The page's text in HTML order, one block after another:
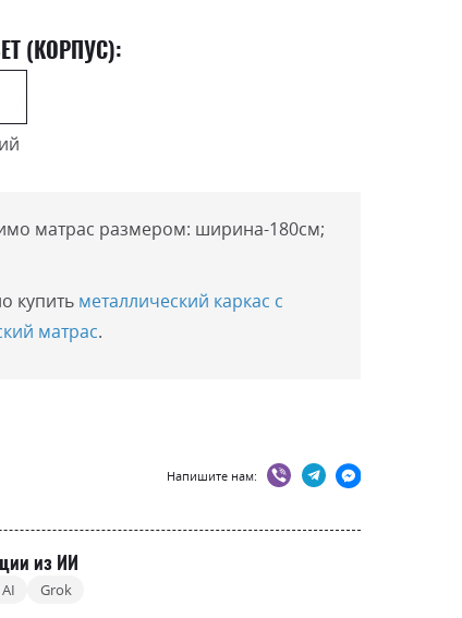
(КОРПУС):
матрас размером: ширина-180см;
купить металлический каркас с
матрас.
Напишите нам:
из ИИ
Grok